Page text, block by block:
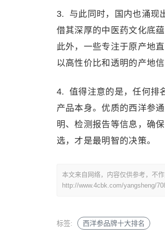
3. 与此同时，国内也涌现
借其深厚的中医药文化底
此外，一些专注于原产地
以高性价比和透明的产地
4. 值得注意的是，任何排
产品本身。优质的西洋参
明、检测报告等信息，确
选，才是最明智的决策。
本文来自网络，内容仅供参考，不
http://www.4cbk.com/yangsheng/
标签: 西洋参品牌十大排名